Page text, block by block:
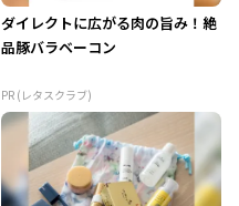
ダイレクトに広がる肉の旨み！絶
品豚バラベーコン
PR (レタスクラブ)